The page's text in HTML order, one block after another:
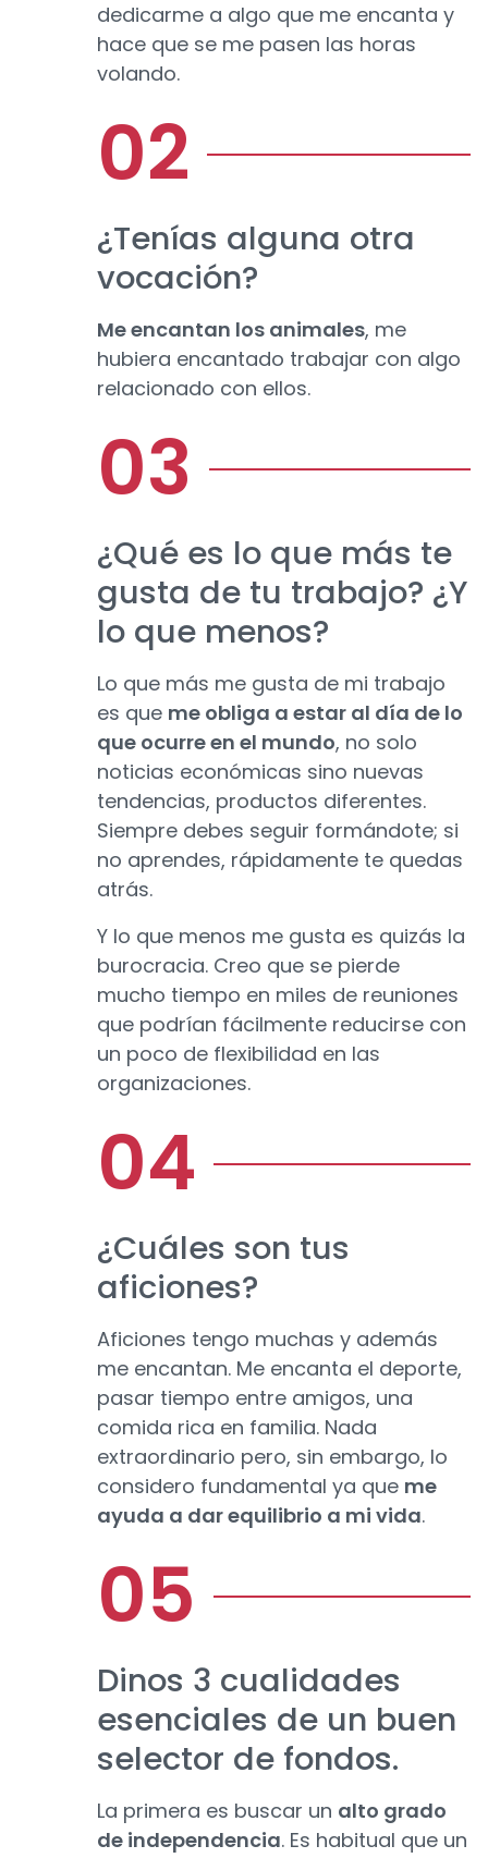
dedicarme a algo que me encanta y
hace que se me pasen las horas
volando.
¿Tenías alguna otra
vocación?
Me encantan los animales, me
hubiera encantado trabajar con algo
relacionado con ellos.
¿Qué es lo que más te
gusta de tu trabajo? ¿Y
lo que menos?
Lo que más me gusta de mi trabajo
es que me obliga a estar al día de lo
que ocurre en el mundo, no solo
noticias económicas sino nuevas
tendencias, productos diferentes.
Siempre debes seguir formándote; si
no aprendes, rápidamente te quedas
atrás.
Y lo que menos me gusta es quizás la
burocracia. Creo que se pierde
mucho tiempo en miles de reuniones
que podrían fácilmente reducirse con
un poco de flexibilidad en las
organizaciones.
¿Cuáles son tus
aficiones?
Aficiones tengo muchas y además
me encantan. Me encanta el deporte,
pasar tiempo entre amigos, una
comida rica en familia. Nada
extraordinario pero, sin embargo, lo
considero fundamental ya que me
ayuda a dar equilibrio a mi vida.
Dinos 3 cualidades
esenciales de un buen
selector de fondos.
La primera es buscar un alto grado
de independencia. Es habitual que un